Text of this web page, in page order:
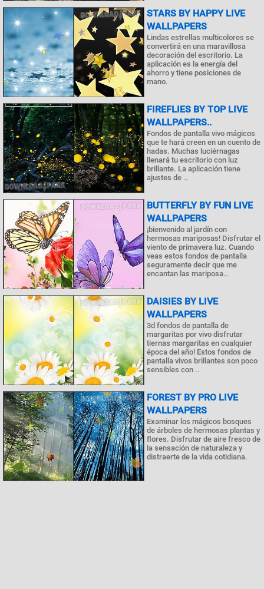
STARS BY HAPPY LIVE
WALLPAPERS
Lindas estrellas multicolores se
convertirá en una maravillosa
decoración del escritorio. La
aplicación es la energía del
ahorro y tiene posiciones de
mano.
FIREFLIES BY TOP LIVE
WALLPAPERS..
Fondos de pantalla vivo mágicos
que te hará creen en un cuento de
hadas. Muchas luciérnagas
llenará tu escritorio con luz
brillante. La aplicación tiene
ajustes de ..
BUTTERFLY BY FUN LIVE
WALLPAPERS
¡bienvenido al jardín con
hermosas mariposas! Disfrutar el
viento de primavera luz. Cuando
veas estos fondos de pantalla
seguramente decir que me
encantan las mariposa..
DAISIES BY LIVE
WALLPAPERS
3d fondos de pantalla de
margaritas por vivo disfrutar
tiernas margaritas en cualquier
época del año! Estos fondos de
pantalla vivos brillantes son poco
sensibles con ..
FOREST BY PRO LIVE
WALLPAPERS
Examinar los mágicos bosques
de árboles de hermosas plantas y
flores. Disfrutar de aire fresco de
la sensación de naturaleza y
distraerte de la vida cotidiana.